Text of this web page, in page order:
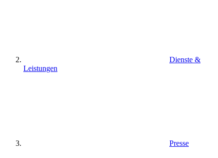
Dienste &
Leistungen
Presse